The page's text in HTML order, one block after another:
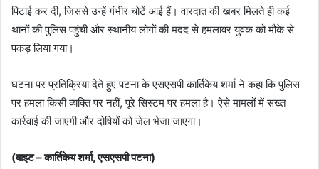
पिटाई कर दी, जिससे उन्हें गंभीर चोटें आई हैं। वारदात की खबर मिलते ही कई
थानों की पुलिस पहुंची और स्थानीय लोगों की मदद से हमलावर युवक को मौके से
पकड़ लिया गया।
घटना पर प्रतिक्रिया देते हुए पटना के एसएसपी कार्तिकेय शर्मा ने कहा कि पुलिस
पर हमला किसी व्यक्ति पर नहीं, पूरे सिस्टम पर हमला है। ऐसे मामलों में सख्त
कार्रवाई की जाएगी और दोषियों को जेल भेजा जाएगा।
(बाइट – कार्तिकेय शर्मा, एसएसपी पटना)